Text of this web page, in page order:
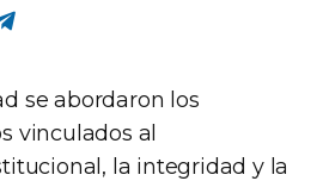
se abordaron los
vinculados al
la integridad y la